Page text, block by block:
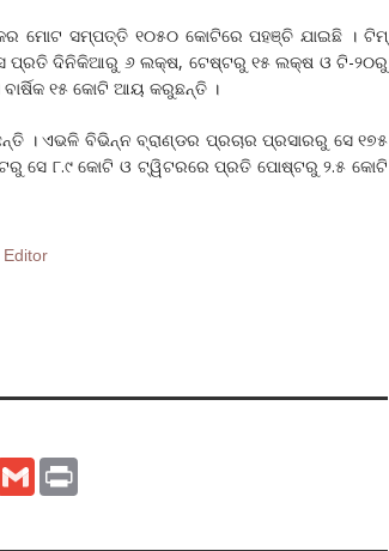
ମୋଟ ସମ୍ପତ୍ତି ୧୦୫୦ କୋଟିରେ ପହଞ୍ଚି ଯାଇଛି । ଟିମ୍
ପ୍ରତି ଦିନିକିଆରୁ ୬ ଲକ୍ଷ, ଟେଷ୍ଟରୁ ୧୫ ଲକ୍ଷ ଓ ଟି-୨୦ରୁ
୧୫ କୋଟି ଆୟ କରୁଛନ୍ତି ।
। ଏଭଳି ବିଭିନ୍ନ ବ୍ରାଣ୍ଡର ପ୍ରଚାର ପ୍ରସାରରୁ ସେ ୧୭୫
ସେ ୮.୯ କୋଟି ଓ ଟ୍ୱିଟରରେ ପ୍ରତି ପୋଷ୍ଟରୁ ୨.୫ କୋଟି
Gmail